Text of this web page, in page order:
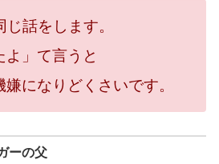
話をします。
よ」て言うと
になりどくさいです。
ーの父